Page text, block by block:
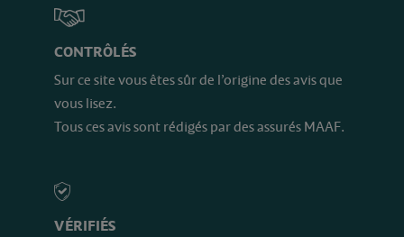
CONTRÔLÉS
Sur ce site vous êtes sûr de l’origine des avis que
vous lisez.
Tous ces avis sont rédigés par des assurés MAAF.
VÉRIFIÉS